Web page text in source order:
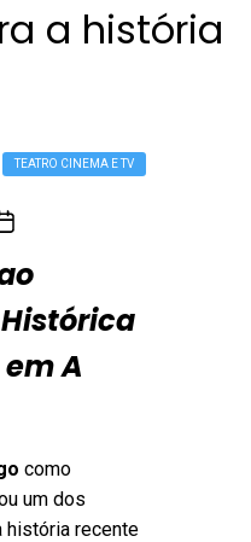
a história
TEATRO CINEMA E TV
A
como
um dos
história recente